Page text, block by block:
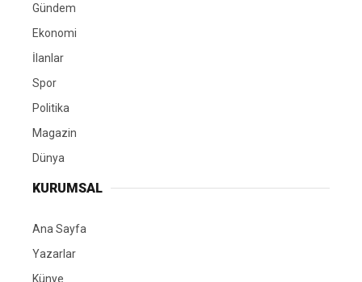
Gündem
Ekonomi
İlanlar
Spor
Politika
Magazin
Dünya
KURUMSAL
Ana Sayfa
Yazarlar
Künye